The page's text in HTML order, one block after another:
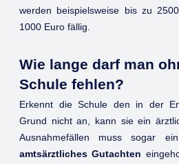
werden beispielsweise bis zu
1000 Euro fällig.
Wie lange darf man
Schule fehlen?
Erkennt die Schule den in der
Grund nicht an, kann sie ein
Ausnahmefällen muss sogar
amtsärztliches Gutachten